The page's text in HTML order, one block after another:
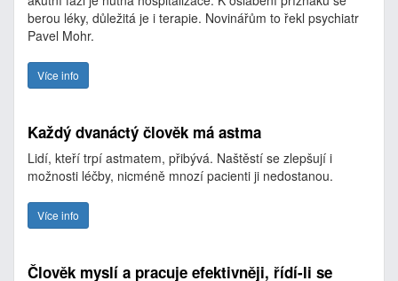
berou léky, důležitá je i terapie. Novinářům to řekl psychiatr
Pavel Mohr.
Více info
Každý dvanáctý člověk má astma
Lidí, kteří trpí astmatem, přibývá. Naštěstí se zlepšují i
možnosti léčby, nicméně mnozí pacienti ji nedostanou.
Více info
Člověk myslí a pracuje efektivněji, řídí-li se